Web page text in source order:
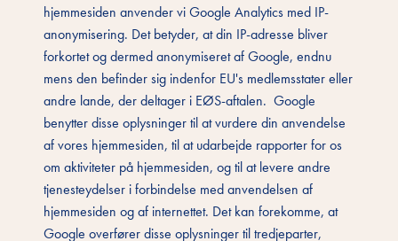
hjemmesiden anvender vi Google Analytics med IP-
anonymisering. Det betyder, at din IP-adresse bliver
forkortet og dermed anonymiseret af Google, endnu
mens den befinder sig indenfor EU's medlemsstater eller
andre lande, der deltager i EØS-aftalen. Google
benytter disse oplysninger til at vurdere din anvendelse
af vores hjemmesiden, til at udarbejde rapporter for os
om aktiviteter på hjemmesiden, og til at levere andre
tjenesteydelser i forbindelse med anvendelsen af
hjemmesiden og af internettet. Det kan forekomme, at
Google overfører disse oplysninger til tredjeparter,